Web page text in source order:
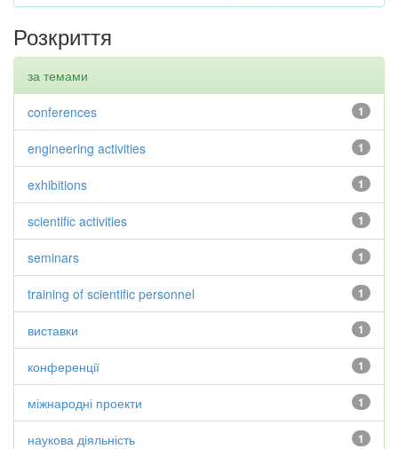
Розкриття
за темами
1
conferences
1
engineering activities
1
exhibitions
1
scientific activities
1
seminars
1
training of scientific personnel
1
виставки
1
конференції
1
міжнародні проекти
1
наукова діяльність